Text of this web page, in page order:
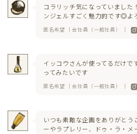
コラリッチ気になっていました
ンジェルすごく魅力的です◎よ
匿名希望 ｜会社員（一般社員） ｜
イッコウさんが使ってるだけで
ってみたいです
匿名希望 ｜会社員（一般社員） ｜
いつも素敵な企画をありがとう
ーやラプレリー、ドゥ・ラ・メ